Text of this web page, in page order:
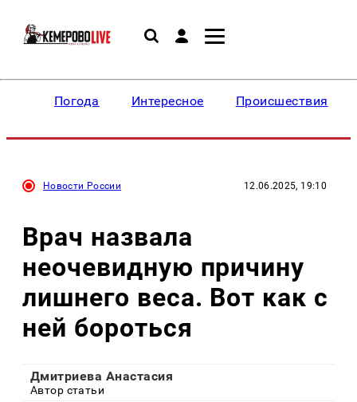
Погода Интересное Происшествия
Новости России 12.06.2025, 19:10
Врач назвала
неочевидную причину
лишнего веса. Вот как с
ней бороться
Дмитриева Анастасия
Автор статьи